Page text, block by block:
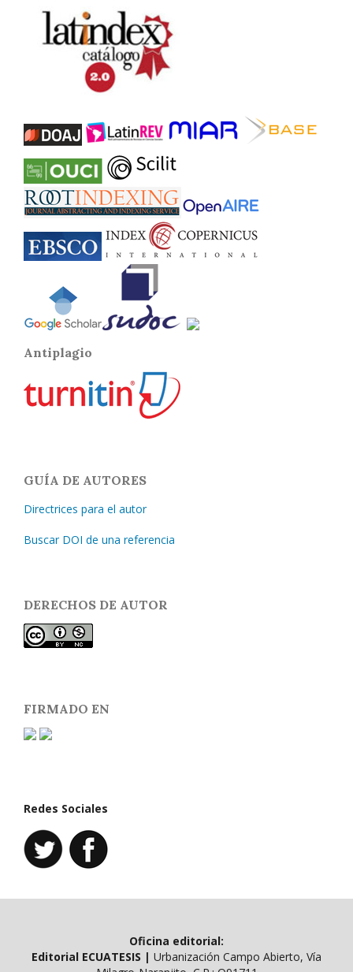
Antiplagio
GUÍA DE AUTORES
Directrices para el autor
Buscar DOI de una referencia
DERECHOS DE AUTOR
FIRMADO EN
Redes Sociales
Oficina editorial:
Editorial ECUATESIS | Urbanización Campo Abierto, Vía